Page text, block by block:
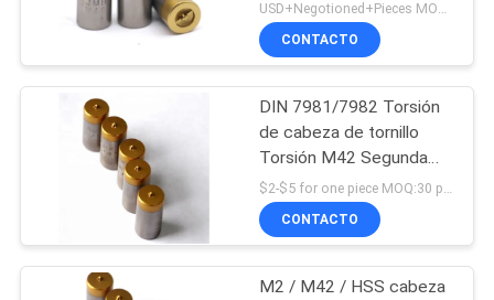
SOBRE
NOSOTROS
VIAJE
FÁBRICA
Punches y matrices
de carburo
73
Seis - Lobo
USD+Negotioned+Pieces MOQ:10 piezas/piezas
CONTACTO
DIN 7981/7982 Torsión
de cabeza de tornillo
Torsión M42 Segunda
torsión con
revestimiento de TIN
CONTACTO
M2 / M42 / HSS cabeza